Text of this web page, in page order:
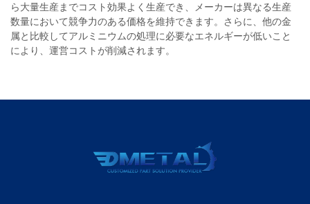
ら大量生産までコスト効果よく生産でき、メーカーは異なる生産
数量において競争力のある価格を維持できます。さらに、他の金
属と比較してアルミニウムの処理に必要なエネルギーが低いこと
により、運営コストが削減されます。